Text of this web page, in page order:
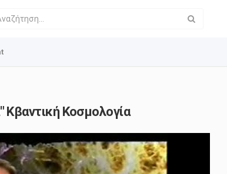
Κοσμολογία